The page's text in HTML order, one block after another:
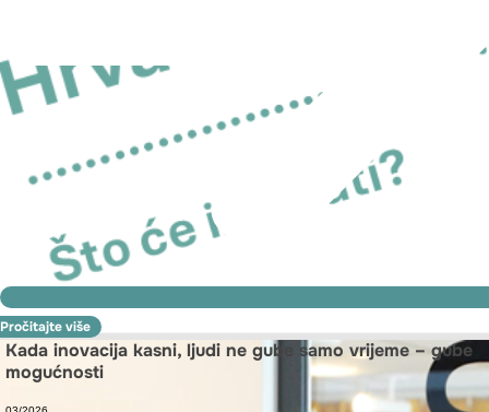
Pročitajte više
Kada inovacija kasni, ljudi ne gube samo vrijeme – gube
mogućnosti